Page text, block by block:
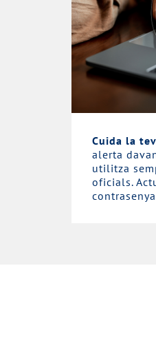
Cuida la
alerta
utilitza
oficials.